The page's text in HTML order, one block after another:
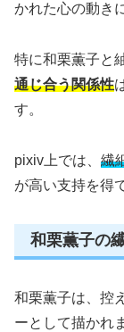
かれた心の動き
特に和栗薫子と
通じ合う関係性
す。
pixiv上では、 繊
が高い支持を得
和栗薫子の
和栗薫子は、控
ーとして描かれ